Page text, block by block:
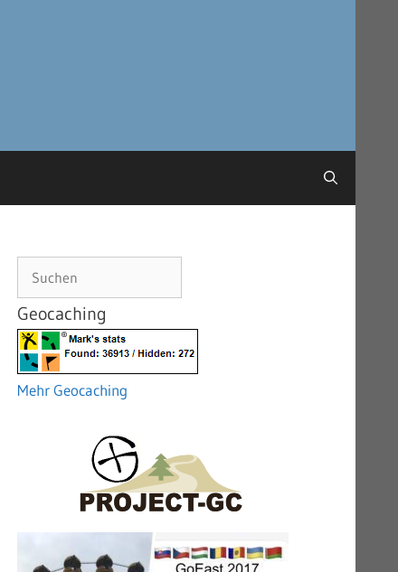
Geocaching
Mehr Geocaching